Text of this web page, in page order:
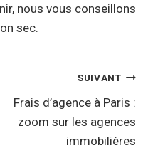
nous vous conseillons
sec.
SUIVANT
Frais d’agence à Paris :
zoom sur les agences
immobilières